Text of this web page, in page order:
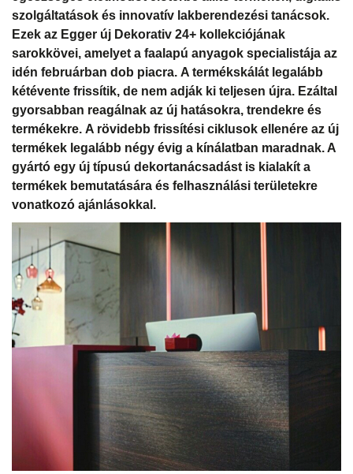
szolgáltatások és innovatív lakberendezési tanácsok.
Ezek az Egger új Dekorativ 24+ kollekciójának
sarokkövei, amelyet a faalapú anyagok specialistája az
idén februárban dob piacra. A termékskálát legalább
kétévente frissítik, de nem adják ki teljesen újra. Ezáltal
gyorsabban reagálnak az új hatásokra, trendekre és
termékekre. A rövidebb frissítési ciklusok ellenére az új
termékek legalább négy évig a kínálatban maradnak. A
gyártó egy új típusú dekortanácsadást is kialakít a
termékek bemutatására és felhasználási területekre
vonatkozó ajánlásokkal.